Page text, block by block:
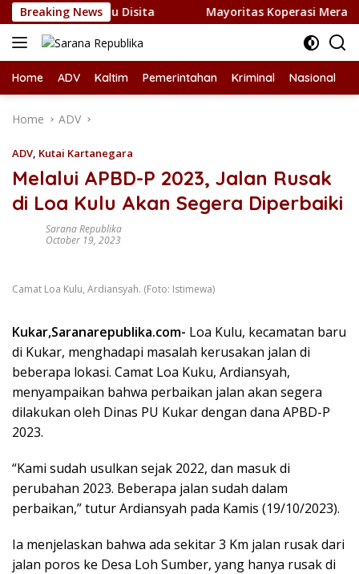
Skip
to
content
Breaking News
Kilogram Sabu Disita Mayoritas Koperasi Merah
Home ADV Kaltim Pemerintahan Kriminal Nasional
Home ADV
ADV, Kutai Kartanegara
Melalui APBD-P 2023, Jalan Rusak
di Loa Kulu Akan Segera Diperbaiki
Sarana Republika
October 19, 2023
Camat Loa Kulu, Ardiansyah. (Foto: Istimewa)
Kukar,Saranarepublika.com- Loa Kulu, kecamatan baru
di Kukar, menghadapi masalah kerusakan jalan di
beberapa lokasi. Camat Loa Kuku, Ardiansyah,
menyampaikan bahwa perbaikan jalan akan segera
dilakukan oleh Dinas PU Kukar dengan dana APBD-P
2023.
“Kami sudah usulkan sejak 2022, dan masuk di
perubahan 2023. Beberapa jalan sudah dalam
perbaikan,” tutur Ardiansyah pada Kamis (19/10/2023).
Ia menjelaskan bahwa ada sekitar 3 Km jalan rusak dari
jalan poros ke Desa Loh Sumber, yang hanya rusak di